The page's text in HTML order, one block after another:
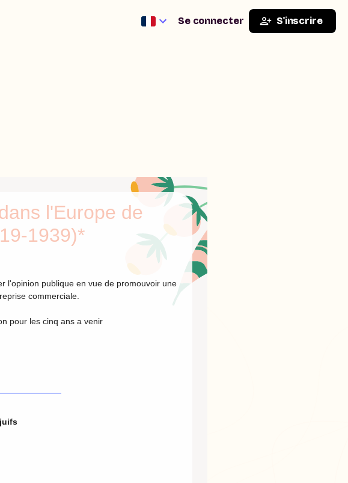
Se connecter S'inscrire
l'Europe de
1939)*
l'opinion publique en vue de promouvoir une
commerciale.
pour les cinq ans a venir